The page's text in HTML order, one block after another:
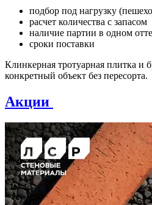
подбор под нагрузку
расчет количества с запасом
наличие партии в одном
сроки поставки
Клинкерная тротуарная плитка и
конкретный объект без пересорта.
Акции